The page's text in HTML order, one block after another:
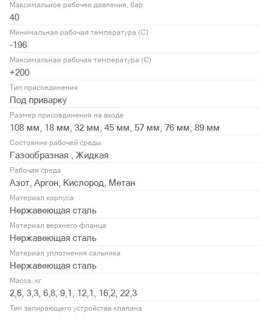
Максимальное рабочее давление, бар
40
Минимальная рабочая температура (С)
-196
Максимальная рабочая температура (С)
+200
Тип присоединения
Под приварку
Размер присоединения на входе
108 мм, 18 мм, 32 мм, 45 мм, 57 мм, 76 мм, 89 мм
Состояние рабочей среды
Газообразная , Жидкая
Рабочая среда
Азот, Аргон, Кислород, Метан
Материал корпуса
Нержавеющая сталь
Материал верхнего фланца
Нержавеющая сталь
Материал уплотнения сальника
Нержавеющая сталь
Масса, кг
2,6, 3,3, 6,8, 9,1, 12,1, 16,2, 22,3
Тип запирающего устройства клапана